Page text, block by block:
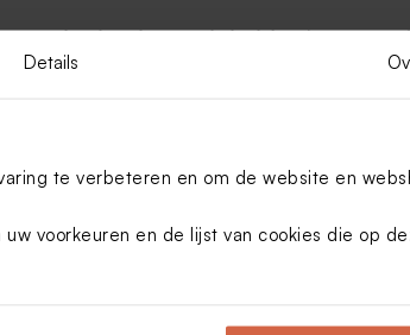
Details
te verbeteren en om de website en
voorkeuren en de lijst van cookies die op
Geborduurd zomers babydekentje van
Jollein met naam en strikje